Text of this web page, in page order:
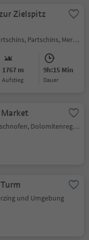
Zielspitz
Tabland - Partschins, Partschins, Meran und Umgebung
1767 m
Aufstieg
9h:15 Min
Dauer
Eggen, Deutschnofen, Dolomitenregion Eggental
und Umgebung